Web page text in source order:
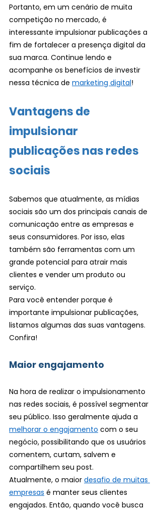
Portanto, em um cenário de muita
competição no mercado, é
interessante impulsionar publicações a
fim de fortalecer a presença digital da
sua marca. Continue lendo e
acompanhe os benefícios de investir
nessa técnica de marketing digital!
Vantagens de
impulsionar
publicações nas redes
sociais
Sabemos que atualmente, as mídias
sociais são um dos principais canais de
comunicação entre as empresas e
seus consumidores. Por isso, elas
também são ferramentas com um
grande potencial para atrair mais
clientes e vender um produto ou
serviço.
Para você entender porque é
importante impulsionar publicações,
listamos algumas das suas vantagens.
Confira!
Maior engajamento
Na hora de realizar o impulsionamento
nas redes sociais, é possível segmentar
seu público. Isso geralmente ajuda a
melhorar o engajamento com o seu
negócio, possibilitando que os usuários
comentem, curtam, salvem e
compartilhem seu post.
Atualmente, o maior desafio de muitas
empresas é manter seus clientes
engajados. Então, quando você busca